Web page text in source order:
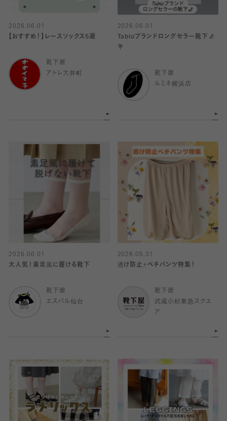
2026.06.01
【おすすめ！】レースソックス5選
靴下屋
アトレ大井町
2026.06.01
Tabioブランドロングセラー靴下🧦
💐
靴下屋
ルミネ横浜店
2026.06.01
大人気！素足風に履ける靴下
靴下屋
エスパル仙台
2026.05.31
透け防止⚡️ペチパンツ特集！
靴下屋
武蔵小杉東急スクエ
ア